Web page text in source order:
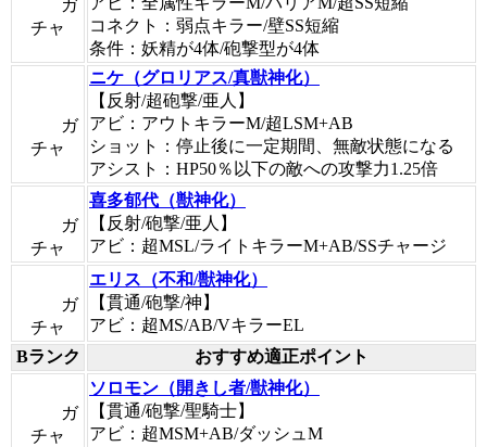
ガ
チャ
コネクト：弱点キラー/壁SS短縮
条件：妖精が4体/砲撃型が4体
ガ
チャ
ニケ（グロリアス/真獣神化）
【反射/超砲撃/亜人】
アビ：アウトキラーM/超LSM+AB
ショット：停止後に一定期間、無敵状態になる
アシスト：HP50％以下の敵への攻撃力1.25倍
ガ
チャ
喜多郁代（獣神化）
【反射/砲撃/亜人】
アビ：超MSL/ライトキラーM+AB/SSチャージ
ガ
チャ
エリス（不和/獣神化）
【貫通/砲撃/神】
アビ：超MS/AB/VキラーEL
Bランク
おすすめ適正ポイント
ガ
チャ
ソロモン（開きし者/獣神化）
【貫通/砲撃/聖騎士】
アビ：超MSM+AB/ダッシュM